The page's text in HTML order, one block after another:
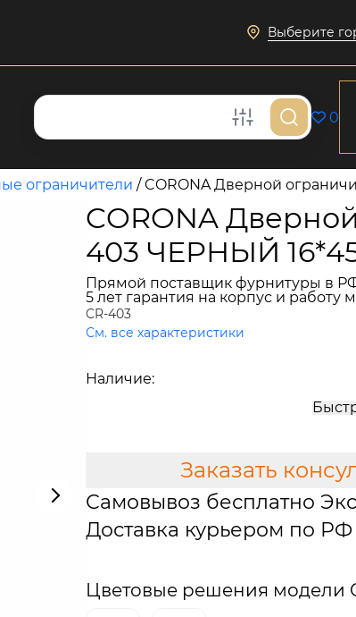
Выберите
0
ограничители /CORONA Дверной
CORONA
403 ЧЕРНЫЙ
Прямой поставщик фурнитуры в
5 лет гарантия на корпус и работу
CR-403
См. все характеристики
Наличие:
Заказать
Самовывоз бесплатно
Доставка курьером по РФ
Цветовые решения модели